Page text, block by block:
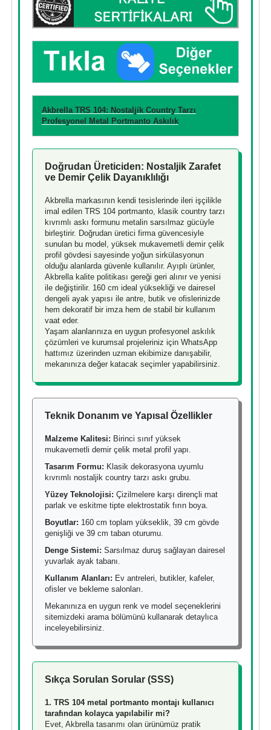
Akbrella TRS 104: Nostaljik Country Tarzı
Profesyonel Metal Portmanto Askılık
Doğrudan Üreticiden: Nostaljik Zarafet
ve Demir Çelik Dayanıklılığı
Akbrella markasının kendi tesislerinde ileri işçilikle
imal edilen TRS 104 portmanto, klasik country tarzı
kıvrımlı askı formunu metalin sarsılmaz gücüyle
birleştirir. Doğrudan üretici firma güvencesiyle
sunulan bu model, yüksek mukavemetli demir çelik
profil gövdesi sayesinde yoğun sirkülasyonun
olduğu alanlarda güvenle kullanılır. Ayıplı ürünler,
Akbrella kalite politikası gereği geri alınır ve yenisi
ile değiştirilir. 160 cm ideal yüksekliği ve dairesel
dengeli ayak yapısı ile antre, butik ve ofislerinizde
hem dekoratif bir imza hem de stabil bir kullanım
vaat eder.
Yaşam alanlarınıza en uygun profesyonel askılık
çözümleri ve kurumsal projeleriniz için WhatsApp
hattımız üzerinden uzman ekibimize danışabilir,
mekanınıza değer katacak seçimler yapabilirsiniz.
Teknik Donanım ve Yapısal Özellikler
Malzeme Kalitesi: Birinci sınıf yüksek
mukavemetli demir çelik metal profil yapı.
Tasarım Formu: Klasik dekorasyona uyumlu
kıvrımlı nostaljik country tarzı askı grubu.
Yüzey Teknolojisi: Çizilmelere karşı dirençli mat
parlak ve eskitme tipte elektrostatik fırın boya.
Boyutlar: 160 cm toplam yükseklik, 39 cm gövde
genişliği ve 39 cm taban oturumu.
Denge Sistemi: Sarsılmaz duruş sağlayan dairesel
yuvarlak ayak tabanı.
Kullanım Alanları: Ev antreleri, butikler, kafeler,
ofisler ve bekleme salonları.
Mekanınıza en uygun renk ve model seçeneklerini
sitemizdeki arama bölümünü kullanarak detaylıca
inceleyebilirsiniz.
Sıkça Sorulan Sorular (SSS)
1. TRS 104 metal portmanto montajı kullanıcı
tarafından kolayca yapılabilir mi?
Evet, Akbrella tasarımı olan ürünümüz pratik